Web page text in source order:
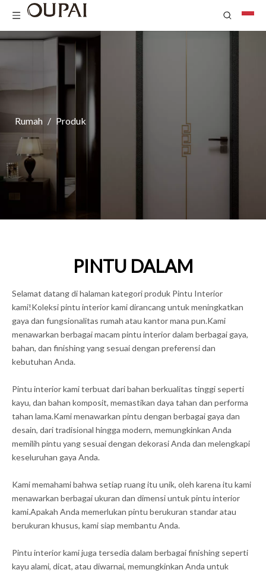
Rumah / Produk
PINTU DALAM
Selamat datang di halaman kategori produk Pintu Interior
kami!Koleksi pintu interior kami dirancang untuk meningkatkan
gaya dan fungsionalitas rumah atau kantor mana pun.Kami
menawarkan berbagai macam pintu interior dalam berbagai gaya,
bahan, dan finishing yang sesuai dengan preferensi dan
kebutuhan Anda.
Pintu interior kami terbuat dari bahan berkualitas tinggi seperti
kayu, dan bahan komposit, memastikan daya tahan dan performa
tahan lama.Kami menawarkan pintu dengan berbagai gaya dan
desain, dari tradisional hingga modern, memungkinkan Anda
memilih pintu yang sesuai dengan dekorasi Anda dan melengkapi
keseluruhan gaya Anda.
Kami memahami bahwa setiap ruang itu unik, oleh karena itu kami
menawarkan berbagai ukuran dan dimensi untuk pintu interior
kami.Apakah Anda memerlukan pintu berukuran standar atau
berukuran khusus, kami siap membantu Anda.
Pintu interior kami juga tersedia dalam berbagai finishing seperti
kayu alami, dicat, atau diwarnai, memungkinkan Anda untuk